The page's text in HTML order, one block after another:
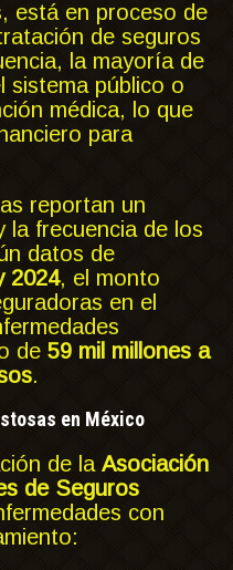
está en proceso de
de seguros
la mayoría de
sistema público o
médica, lo que
para
reportan un
la frecuencia de los
datos de
2024, el monto
en el
de 59 mil millones a
.
en México
de la Asociación
de Seguros
con